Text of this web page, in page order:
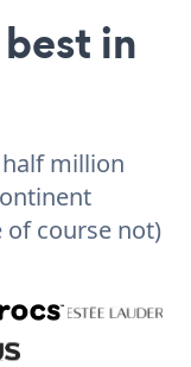
in
half million
of course not)